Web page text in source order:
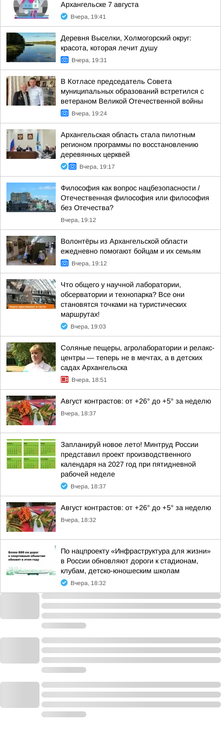
Архангельске 7 августа
Вчера, 19:41
Деревня Выселки, Холмогорский округ:
красота, которая лечит душу
Вчера, 19:31
В Котласе председатель Совета
муниципальных образований встретился с
ветераном Великой Отечественной войны
Вчера, 19:24
Архангельская область стала пилотным
регионом программы по восстановлению
деревянных церквей
Вчера, 19:17
Философия как вопрос нацбезопасности /
Отечественная философия или философия
без Отечества?
Вчера, 19:12
Волонтёры из Архангельской области
ежедневно помогают бойцам и их семьям
Вчера, 19:12
Что общего у научной лаборатории,
обсерватории и технопарка? Все они
становятся точками на туристических
маршрутах!
Вчера, 19:03
Соляные пещеры, агролаборатории и релакс-
центры — теперь не в мечтах, а в детских
садах Архангельска
Вчера, 18:51
Август контрастов: от +26° до +5° за неделю
Вчера, 18:37
Запланируй новое лето! Минтруд России
представил проект производственного
календаря на 2027 год при пятидневной
рабочей неделе
Вчера, 18:37
Август контрастов: от +26° до +5° за неделю
Вчера, 18:32
По нацпроекту «Инфраструктура для жизни»
в России обновляют дороги к стадионам,
клубам, детско-юношеским школам
Вчера, 18:32